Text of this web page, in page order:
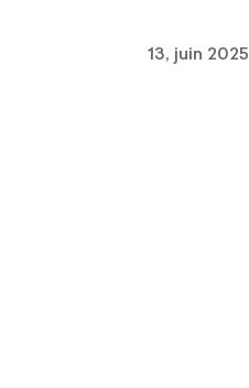
13, juin 2025